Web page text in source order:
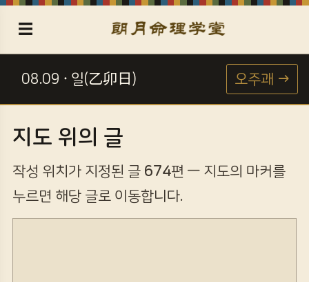
☰
08.09 · 일(乙卯日) 오주괘 →
지도 위의 글
작성 위치가 지정된 글 674편 — 지도의 마커를
누르면 해당 글로 이동합니다.